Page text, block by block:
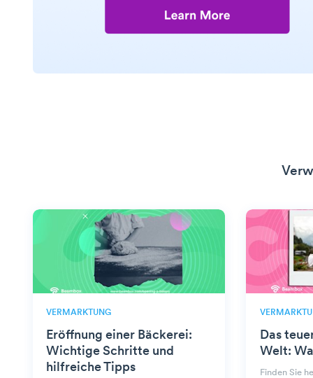
VERMARKTUNG
Eröffnung einer Bäckerei:
Wichtige Schritte und
hilfreiche Tipps
Das
Welt:
Finden Sie